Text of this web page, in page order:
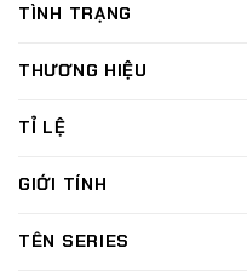
TÌNH TRẠNG
THƯƠNG HIỆU
TỈ LỆ
GIỚI TÍNH
TÊN SERIES